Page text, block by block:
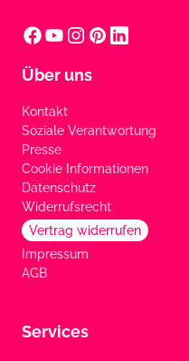
Über uns
Kontakt
Soziale Verantwortung
Presse
Cookie Informationen
Datenschutz
Widerrufsrecht
Vertrag widerrufen
Impressum
AGB
Services